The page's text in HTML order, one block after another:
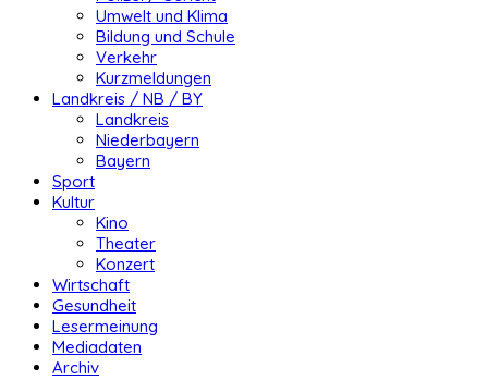
Umwelt und Klima
Bildung und Schule
Verkehr
Kurzmeldungen
Landkreis / NB / BY
Landkreis
Niederbayern
Bayern
Sport
Kultur
Kino
Theater
Konzert
Wirtschaft
Gesundheit
Lesermeinung
Mediadaten
Archiv